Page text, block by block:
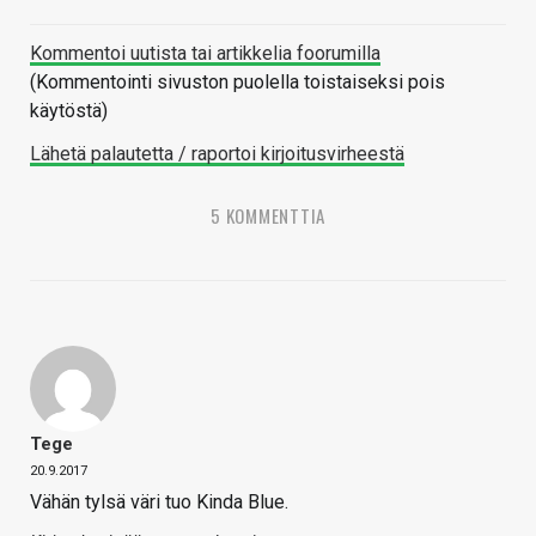
Kommentoi uutista tai artikkelia foorumilla
(Kommentointi sivuston puolella toistaiseksi pois
käytöstä)
Lähetä palautetta / raportoi kirjoitusvirheestä
5 KOMMENTTIA
Tege
20.9.2017
Vähän tylsä väri tuo Kinda Blue.